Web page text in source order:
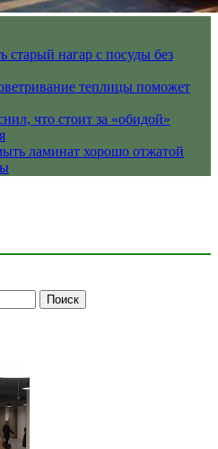
старый нагар с посуды без
теплицы поможет
что стоит за «обидой»
ламинат хорошо отжатой